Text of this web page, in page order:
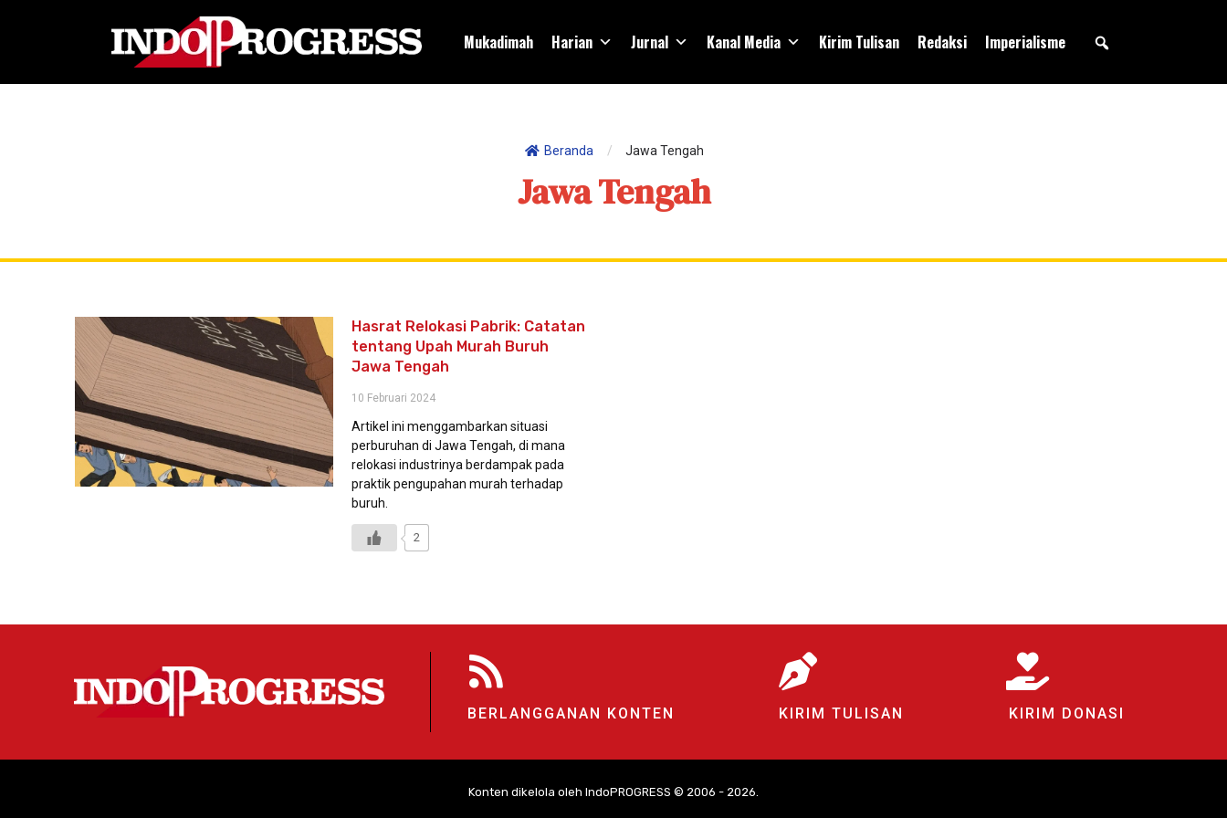
Mukadimah Harian Jurnal Kanal Media Kirim Tulisan Redaksi Imperialisme
Beranda / Jawa Tengah
Jawa Tengah
Hasrat Relokasi Pabrik: Catatan
tentang Upah Murah Buruh
Jawa Tengah
10 Februari 2024
Artikel ini menggambarkan situasi
perburuhan di Jawa Tengah, di mana
relokasi industrinya berdampak pada
praktik pengupahan murah terhadap
buruh.
2
BERLANGGANAN KONTEN KIRIM TULISAN KIRIM DONASI
Konten dikelola oleh IndoPROGRESS © 2006 - 2026.